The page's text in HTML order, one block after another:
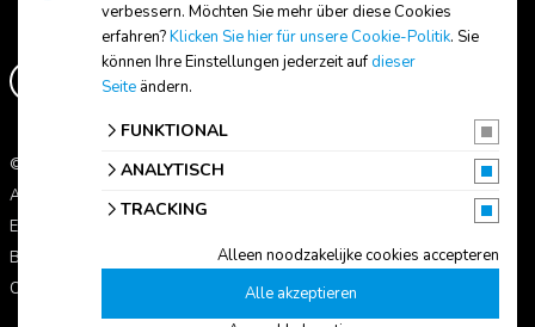
© 2026 Mestic
Alle Preise verstehen sich inkl. MwSt.
Erklärung zum Datenschutz
Bedingungen und Konditionen
Cookie-Einstellungen
verbessern. Möchten Sie mehr über diese Cookies
erfahren?Klicken Sie hier für unsere Cookie-Politik. Sie
können Ihre Einstellungen jederzeit aufdieser
Seite ändern.
FUNKTIONAL
ANALYTISCH
TRACKING
Alle akzeptieren
Alleen noodzakelijke cookies accepteren